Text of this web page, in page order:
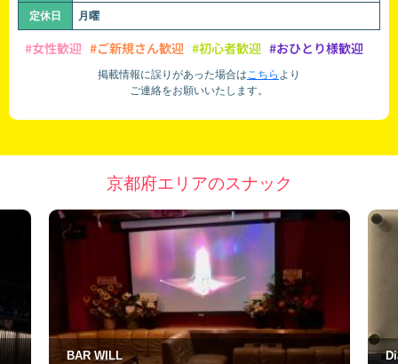
定休日 月曜
#女性歓迎 #ご新規さん歓迎 #初心者歓迎 #おひとり様歓迎
掲載情報に誤りがあった場合はこちら より
ご連絡をお願いいたします。
京都府エリアのスナック
Dian